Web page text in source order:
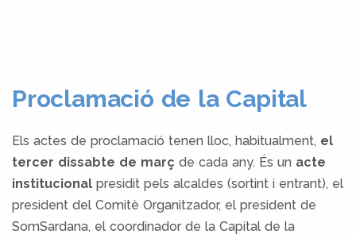
Proclamació de la Capital
Els actes de proclamació tenen lloc, habitualment, el
tercer dissabte de març de cada any. És un acte
institucional presidit pels alcaldes (sortint i entrant), el
president del Comitè Organitzador, el president de
SomSardana, el coordinador de la Capital de la